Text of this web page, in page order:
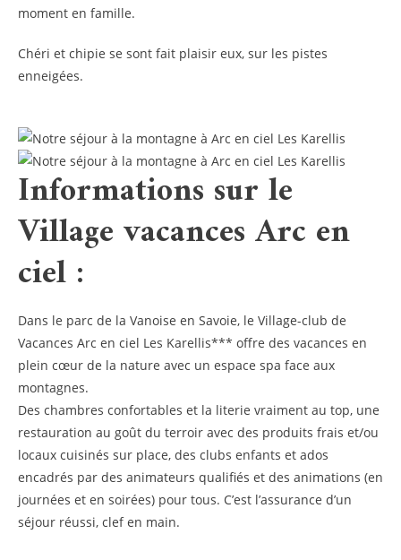
moment en famille.
Chéri et chipie se sont fait plaisir eux, sur les pistes
enneigées.
Informations sur le
Village vacances Arc en
ciel :
Dans le parc de la Vanoise en Savoie, le Village-club de
Vacances Arc en ciel Les Karellis*** offre des vacances en
plein cœur de la nature avec un espace spa face aux
montagnes.
Des chambres confortables et la literie vraiment au top, une
restauration au goût du terroir avec des produits frais et/ou
locaux cuisinés sur place, des clubs enfants et ados
encadrés par des animateurs qualifiés et des animations (en
journées et en soirées) pour tous. C’est l’assurance d’un
séjour réussi, clef en main.